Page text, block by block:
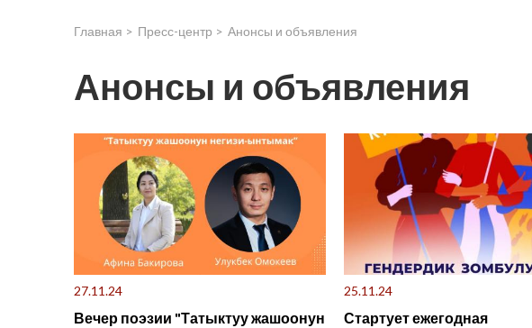
Главная > Пресс-центр > Анонсы и объявления
Анонсы и объявления
27.11.24
Вечер поэзии "Татыктуу жашоонун
25.11.24
Стартует ежегодная